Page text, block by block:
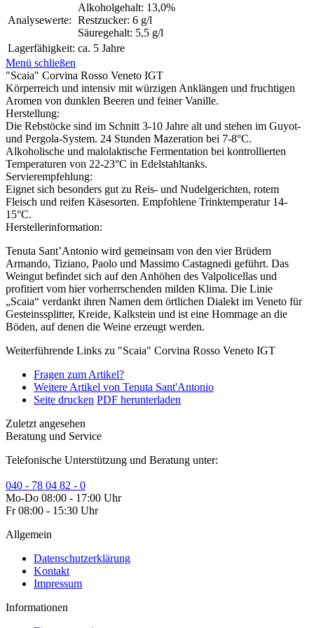
Analysewerte:
Alkoholgehalt: 13,0%
Restzucker: 6 g/l
Säuregehalt: 5,5 g/l
Lagerfähigkeit: ca. 5 Jahre
Menü schließen
"Scaia" Corvina Rosso Veneto IGT
Körperreich und intensiv mit würzigen Anklängen und fruchtigen
Aromen von dunklen Beeren und feiner Vanille.
Herstellung:
Die Rebstöcke sind im Schnitt 3-10 Jahre alt und stehen im Guyot-
und Pergola-System. 24 Stunden Mazeration bei 7-8°C.
Alkoholische und malolaktische Fermentation bei kontrollierten
Temperaturen von 22-23°C in Edelstahltanks.
Servierempfehlung:
Eignet sich besonders gut zu Reis- und Nudelgerichten, rotem
Fleisch und reifen Käsesorten. Empfohlene Trinktemperatur 14-
15°C.
Herstellerinformation:
Tenuta Sant’Antonio wird gemeinsam von den vier Brüdern
Armando, Tiziano, Paolo und Massimo Castagnedi geführt. Das
Weingut befindet sich auf den Anhöhen des Valpolicellas und
profitiert vom hier vorherrschenden milden Klima. Die Linie
„Scaia“ verdankt ihren Namen dem örtlichen Dialekt im Veneto für
Gesteinssplitter, Kreide, Kalkstein und ist eine Hommage an die
Böden, auf denen die Weine erzeugt werden.
Weiterführende Links zu "Scaia" Corvina Rosso Veneto IGT
Fragen zum Artikel?
Weitere Artikel von Tenuta Sant'Antonio
Seite drucken PDF herunterladen
Zuletzt angesehen
Beratung und Service
Telefonische Unterstützung und Beratung unter:
040 - 78 04 82 - 0
Mo-Do 08:00 - 17:00 Uhr
Fr 08:00 - 15:30 Uhr
Allgemein
Datenschutzerklärung
Kontakt
Impressum
Informationen